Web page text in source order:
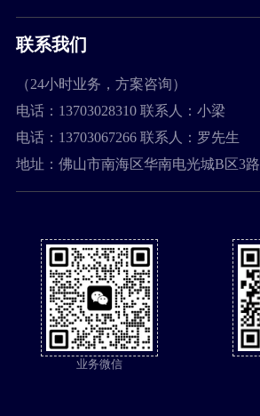
联系我们
（24小时业务，方案咨询）
电话：13703028310 联系人：小梁
电话：13703067266 联系人：罗先生
地址：佛山市南海区华南电光城B区3路
业务微信